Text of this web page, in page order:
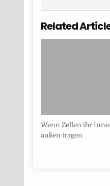
Related
Wenn Zellen ihr
außen tragen